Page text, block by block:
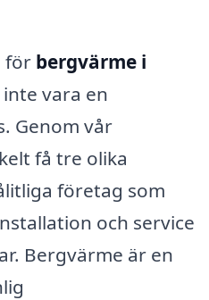
för bergvärme i
vara en
Genom vår
få tre olika
företag som
och service
Bergvärme är en